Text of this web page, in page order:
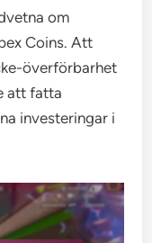
om
Coins. Att
överförbarhet
att fatta
investeringar i